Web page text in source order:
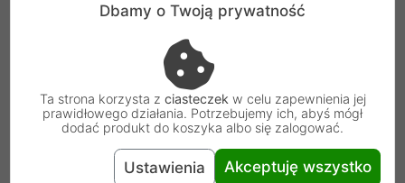
systemowego. Kategoria 6 zapewnia funkcjonowanie w
zakresie 250 MHz. Takie kable są idealne do
zastosowań gdzie konieczna jest błyskawiczna
Dbamy o Twoją prywatność
Ta strona korzysta z ciasteczek w celu zapewnienia jej
prawidłowego działania. Potrzebujemy ich, abyś mógł
dodać produkt do koszyka albo się zalogować.
Ustawienia Akceptuję wszystko